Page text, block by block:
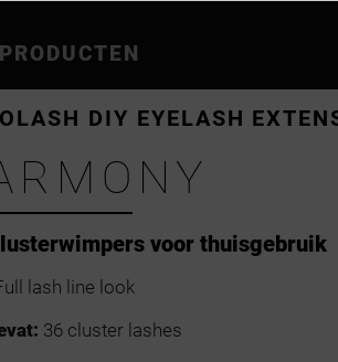
voor thuisgebruik
DIY EYELASH
lash line look
36 cluster lashes